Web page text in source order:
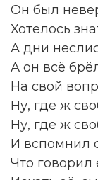
Он был
Хотелось
А дни
А он всё
На свой
Ну, где ж
Ну, где ж
И вспомнил
Что говорил